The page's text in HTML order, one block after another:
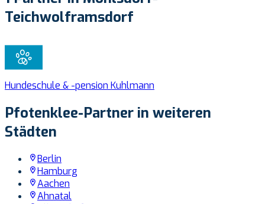
Teichwolframsdorf
Hundeschule & -pension Kuhlmann
Pfotenklee-Partner in weiteren
Städten
Berlin
Hamburg
Aachen
Ahnatal